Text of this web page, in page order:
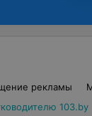
рекламы
103.by